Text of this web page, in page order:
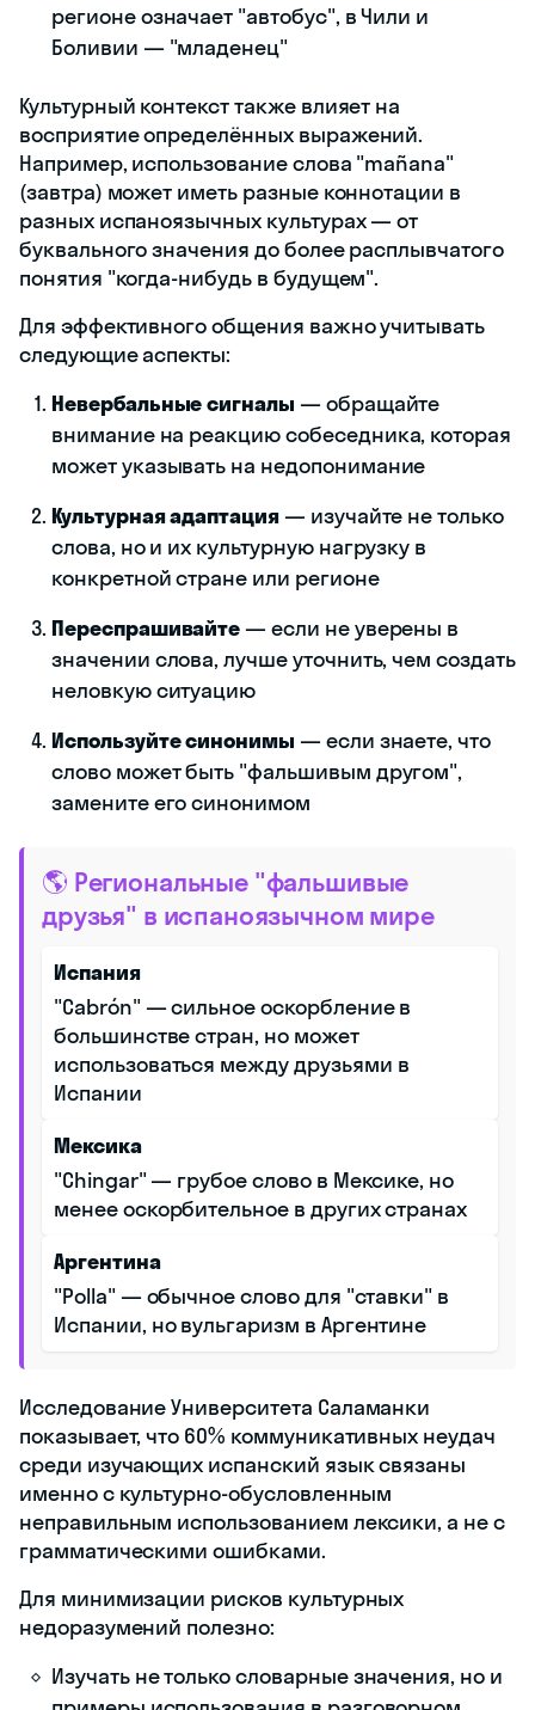
регионе означает "автобус", в Чили и
Боливии — "младенец"
Культурный контекст также влияет на
восприятие определённых выражений.
Например, использование слова "mañana"
(завтра) может иметь разные коннотации в
разных испаноязычных культурах — от
буквального значения до более расплывчатого
понятия "когда-нибудь в будущем".
Для эффективного общения важно учитывать
следующие аспекты:
Невербальные сигналы — обращайте
внимание на реакцию собеседника, которая
может указывать на недопонимание
Культурная адаптация— изучайте не только
слова, но и их культурную нагрузку в
конкретной стране или регионе
Переспрашивайте— если не уверены в
значении слова, лучше уточнить, чем создать
неловкую ситуацию
Используйте синонимы — если знаете, что
слово может быть "фальшивым другом",
замените его синонимом
🌎 Региональные "фальшивые
друзья" в испаноязычном мире
Испания
"Cabrón" — сильное оскорбление в
большинстве стран, но может
использоваться между друзьями в
Испании
Мексика
"Chingar" — грубое слово в Мексике, но
менее оскорбительное в других странах
Аргентина
"Polla" — обычное слово для "ставки" в
Испании, но вульгаризм в Аргентине
Исследование Университета Саламанки
показывает, что 60% коммуникативных неудач
среди изучающих испанский язык связаны
именно с культурно-обусловленным
неправильным использованием лексики, а не с
грамматическими ошибками.
Для минимизации рисков культурных
недоразумений полезно:
Изучать не только словарные значения, но и